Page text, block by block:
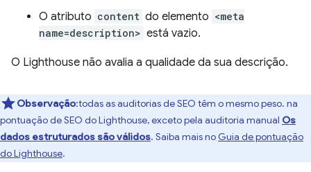
O atributo content do elemento <meta
name=description> está vazio.
O Lighthouse não avalia a qualidade da sua descrição.
Observação:todas as auditorias de SEO têm o mesmo peso. na
pontuação de SEO do Lighthouse, exceto pela auditoria manual Os
dados estruturados são válidos. Saiba mais no Guia de pontuação
do Lighthouse.